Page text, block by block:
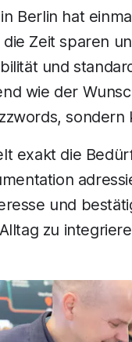
Berlin hat
die Zeit sparen
und
wie der
exakt die
und
zu